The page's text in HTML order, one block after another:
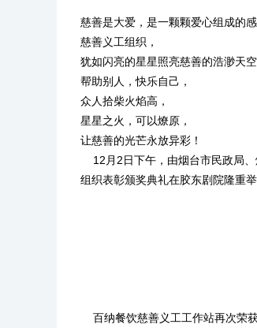
慈善是大爱，是一颗颗爱心组成的感
慈善义工组织，
犹如闪亮的星星照亮慈善的浩渺天空
帮助别人，快乐自己，
众人拾柴火焰高，
星星之火，可以燎原，
让慈善的光芒永放异彩！
12月2日下午，由烟台市民政局、
组织表彰颁奖典礼在胶东剧院隆重
百纳餐饮慈善义工工作站再次荣获